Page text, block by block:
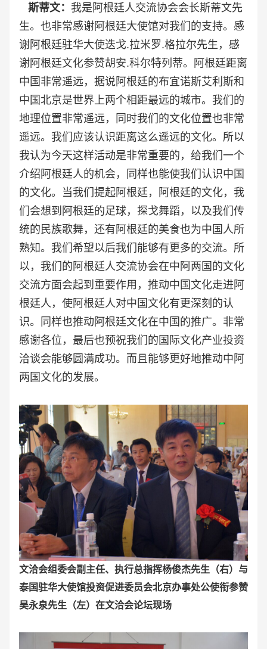
斯蒂文： 我是阿根廷人交流协会会长斯蒂文先
生。也非常感谢阿根廷大使馆对我们的支持。感
谢阿根廷驻华大使迭戈.拉米罗.格拉尔先生，感
谢阿根廷文化参赞胡安.科尔特列蒂。阿根廷距离
中国非常遥远，据说阿根廷的布宜诺斯艾利斯和
中国北京是世界上两个相距最远的城市。我们的
地理位置非常遥远，同时我们的文化位置也非常
遥远。我们应该认识距离这么遥远的文化。所以
我认为今天这样活动是非常重要的，给我们一个
介绍阿根廷人的机会，同样也能使我们认识中国
的文化。当我们提起阿根廷，阿根廷的文化，我
们会想到阿根廷的足球，探戈舞蹈，以及我们传
统的民族歌舞，还有阿根廷的美食也为中国人所
熟知。我们希望以后我们能够有更多的交流。所
以，我们的阿根廷人交流协会在中阿两国的文化
交流方面会起到重要作用，推动中国文化走进阿
根廷人，使阿根廷人对中国文化有更深刻的认
识。同样也推动阿根廷文化在中国的推广。非常
感谢各位，最后也预祝我们的国际文化产业投资
洽谈会能够圆满成功。而且能够更好地推动中阿
两国文化的发展。
文洽会组委会副主任、执行总指挥杨俊杰先生（右）与
泰国驻华大使馆投资促进委员会北京办事处公使衔参赞
吴永泉先生（左）在文洽会论坛现场